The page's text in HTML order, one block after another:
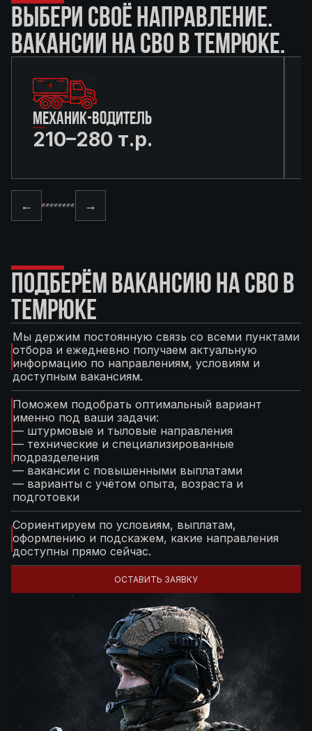
ВЫБЕРИ СВОЁ НАПРАВЛЕНИЕ.
ВАКАНСИИ НА СВО В ТЕМРЮКЕ.
МЕХАНИК-ВОДИТЕЛЬ
210–280 т.р.
← →
ПОДБЕРЁМ ВАКАНСИЮ НА СВО В
ТЕМРЮКЕ
Мы держим постоянную связь со всеми пунктами
отбора и ежедневно получаем актуальную
информацию по направлениям, условиям и
доступным вакансиям.
Поможем подобрать оптимальный вариант
именно под ваши задачи:
— штурмовые и тыловые направления
— технические и специализированные
подразделения
— вакансии с повышенными выплатами
— варианты с учётом опыта, возраста и
подготовки
Сориентируем по условиям, выплатам,
оформлению и подскажем, какие направления
доступны прямо сейчас.
ОСТАВИТЬ ЗАЯВКУ